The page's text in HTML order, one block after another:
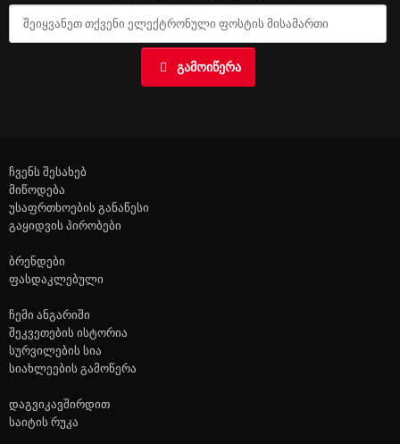
ᲒᲐᲛᲝᲘᲬᲔᲠᲐ
ჩვენს შესახებ
მიწოდება
უსაფრთხოების განაწესი
გაყიდვის პირობები
ბრენდები
ფასდაკლებული
ჩემი ანგარიში
შეკვეთების ისტორია
სურვილების სია
სიახლეების გამოწერა
დაგვიკავშირდით
საიტის რუკა